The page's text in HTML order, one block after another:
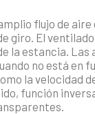
flujo de
giro. El
la estancia.
no está en
la velocidad
función